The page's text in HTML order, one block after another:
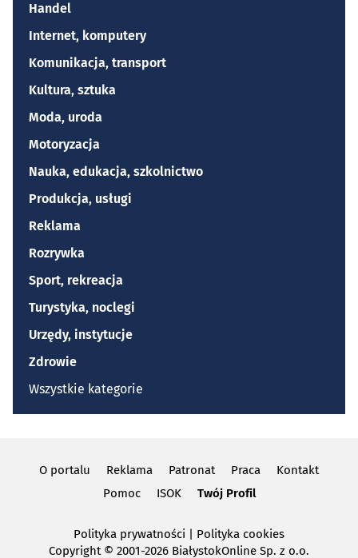
Handel
Internet, komputery
Komunikacja, transport
Kultura, sztuka
Moda, uroda
Motoryzacja
Nauka, edukacja, szkolnictwo
Produkcja, usługi
Reklama
Rozrywka
Sport, rekreacja
Turystyka, noclegi
Urzędy, instytucje
Zdrowie
Wszystkie kategorie
O portalu Reklama Patronat Praca
Kontakt
Pomoc
ISOK Twój Profil
Polityka prywatności | Polityka cookies
Copyright© 2001-2026 BiałystokOnline Sp. z o.o.